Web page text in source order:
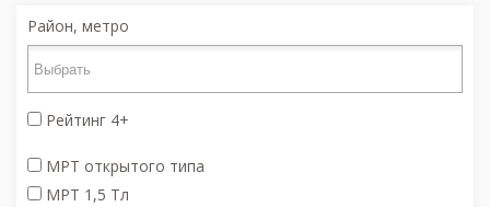
Район, метро
Рейтинг 4+
МРТ открытого типа
МРТ 1,5 Тл